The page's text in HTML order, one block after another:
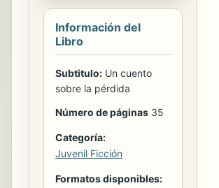
Información del
Libro
Subtitulo: Un cuento
sobre la pérdida
Número de páginas 35
Categoría:
Juvenil Ficción
Formatos disponibles: